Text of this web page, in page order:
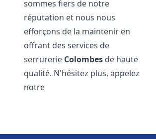
sommes fiers de notre
réputation et nous nous
efforçons de la maintenir en
offrant des services de
serrurerie Colombes de haute
qualité. N'hésitez plus, appelez
notre